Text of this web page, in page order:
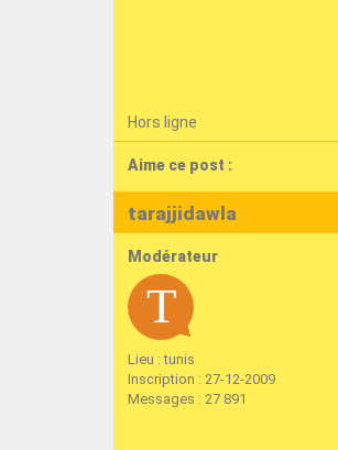
Hors ligne
Aime ce post :
tarajjidawla
Modérateur
Lieu : tunis
Inscription : 27-12-2009
Messages : 27 891